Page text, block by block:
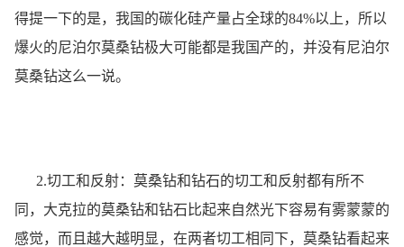
得提一下的是，我国的碳化硅产量占全球的84%以上，所以
爆火的尼泊尔莫桑钻极大可能都是我国产的，并没有尼泊尔
莫桑钻这么一说。
2.切工和反射：莫桑钻和钻石的切工和反射都有所不
同，大克拉的莫桑钻和钻石比起来自然光下容易有雾蒙蒙的
感觉，而且越大越明显，在两者切工相同下，莫桑钻看起来